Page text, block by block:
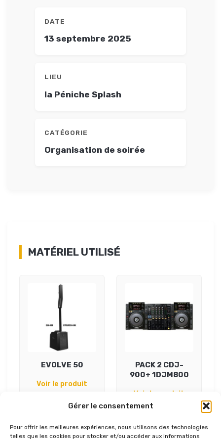
Gérer le consentement
Pour offrir les meilleures expériences, nous utilisons des technologies
telles que les cookies pour stocker et/ou accéder aux informations
DATE
13 septembre 2025
LIEU
la Péniche Splash
CATÉGORIE
Organisation de soirée
MATÉRIEL UTILISÉ
EVOLVE 50
Voir le produit
PACK 2 CDJ-
900+ 1DJM800
Voir le produit